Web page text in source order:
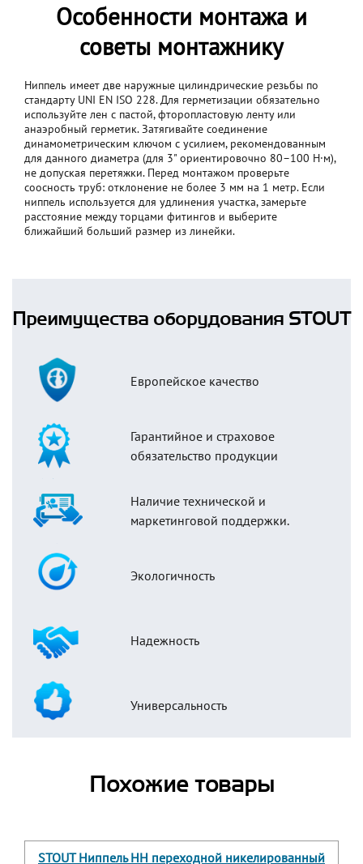
Особенности монтажа и
советы монтажнику
Ниппель имеет две наружные цилиндрические резьбы по
стандарту UNI EN ISO 228. Для герметизации обязательно
используйте лен с пастой, фторопластовую ленту или
анаэробный герметик. Затягивайте соединение
динамометрическим ключом с усилием, рекомендованным
для данного диаметра (для 3" ориентировочно 80–100 Н·м),
не допуская перетяжки. Перед монтажом проверьте
соосность труб: отклонение не более 3 мм на 1 метр. Если
ниппель используется для удлинения участка, замерьте
расстояние между торцами фитингов и выберите
ближайший больший размер из линейки.
Преимущества оборудования STOUT
Европейское качество
Гарантийное и страховое
обязательство продукции
Наличие технической и
маркетинговой поддержки.
Экологичность
Надежность
Универсальность
Похожие товары
STOUT Ниппель НН переходной никелированный